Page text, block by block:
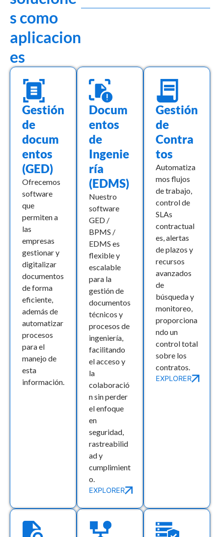
s como
aplicacion
es
Gestión
de
docum
entos
(GED)
Ofrecemos
software
que
permiten a
las
empresas
gestionar y
digitalizar
documentos
de forma
eficiente,
además de
automatizar
procesos
para el
manejo de
esta
información.
Docum
entos
de
Ingenie
ría
(EDMS)
Nuestro
software
GED /
BPMS /
EDMS es
flexible y
escalable
para la
gestión de
documentos
técnicos y
procesos de
ingeniería,
facilitando
el acceso y
la
colaboració
n sin perder
el enfoque
en
seguridad,
rastreabilid
ad y
cumplimient
o.
EXPLORER
Gestión
de
Contra
tos
Automatiza
mos flujos
de trabajo,
control de
SLAs
contractual
es, alertas
de plazos y
recursos
avanzados
de
búsqueda y
monitoreo,
proporciona
ndo un
control total
sobre los
contratos.
EXPLORER